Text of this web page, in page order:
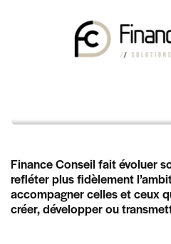
Finance Conseil fait évoluer
refléter plus fidèlement
accompagner celles et ceux
créer, développer ou